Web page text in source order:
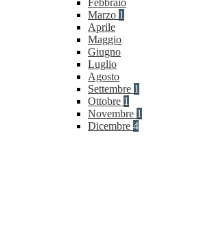
Febbraio
Marzo 1
Aprile
Maggio
Giugno
Luglio
Agosto
Settembre 1
Ottobre 1
Novembre 1
Dicembre 4